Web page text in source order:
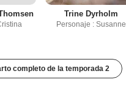
Trine Dyrholm
Personaje : Susanne
completo de la temporada 2